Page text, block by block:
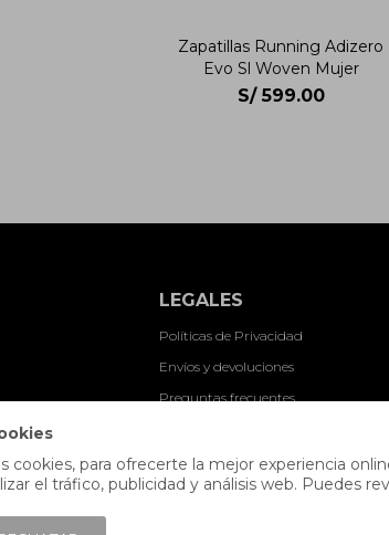
cookies, para ofrecerte la mejor experiencia
el tráfico, publicidad y análisis web. Puedes
Zapatillas Running Adizero
Evo Sl Woven Mujer
S/ 599.00
LEGALES
Políticas de Privacidad
Envíos y devoluciones
Preguntas frecuentes
Legales y Promociones